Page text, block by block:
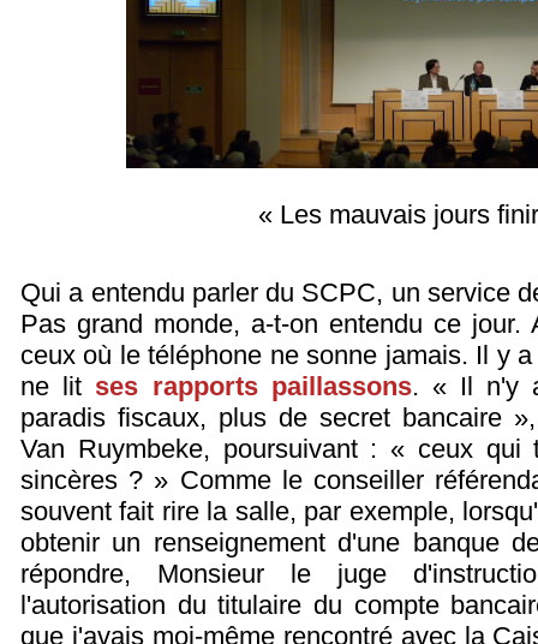
« Les mauvais jours
Qui a entendu parler du SCPC, un service
Pas grand monde, a-t-on entendu ce
ceux où le téléphone ne sonne jamais. Il y
ne lit ses rapports paillassons. « Il n'y
paradis fiscaux, plus de secret bancaire
Van Ruymbeke, poursuivant : « ceux qui
sincères ? » Comme le conseiller
souvent fait rire la salle, par exemple,
obtenir un renseignement d'une banque
répondre, Monsieur le juge
l'autorisation du titulaire du compte
que j'avais moi-même rencontré avec la